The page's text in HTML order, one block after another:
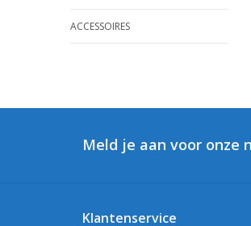
ACCESSOIRES
Meld je aan voor onze
Klantenservice